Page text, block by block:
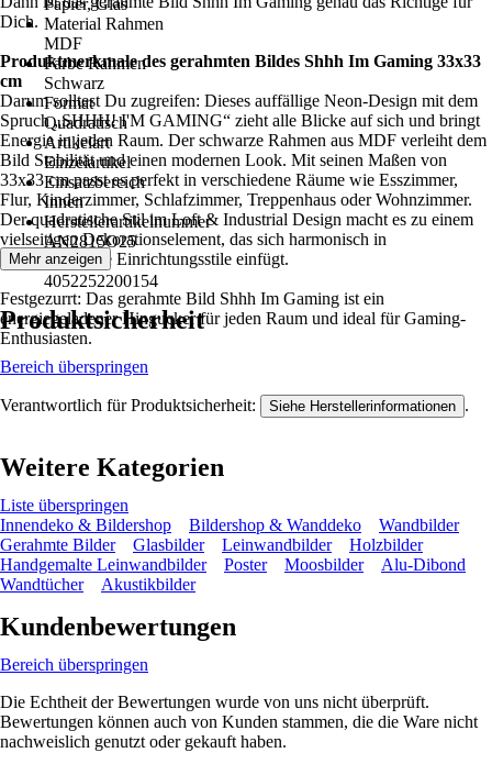
Papier, Glas
Material Rahmen
MDF
Farbe Rahmen
Schwarz
Format
Quadratisch
Artikelart
Einzelartikel
Einsatzbereich
Innen
Herstellerartikelnummer
AN2815O25
EAN
4052252200154
Dich.
Produktmerkmale des gerahmten Bildes Shhh Im Gaming 33x33
cm
Darum solltest Du zugreifen: Dieses auffällige Neon-Design mit dem
Spruch „SHHH! I'M GAMING“ zieht alle Blicke auf sich und bringt
Energie in jeden Raum. Der schwarze Rahmen aus MDF verleiht dem
Bild Stabilität und einen modernen Look. Mit seinen Maßen von
33x33 cm passt es perfekt in verschiedene Räume wie Esszimmer,
Flur, Kinderzimmer, Schlafzimmer, Treppenhaus oder Wohnzimmer.
Der quadratische Stil im Loft & Industrial Design macht es zu einem
vielseitigen Dekorationselement, das sich harmonisch in
unterschiedliche Einrichtungsstile einfügt.
Festgezurrt: Das gerahmte Bild Shhh Im Gaming ist ein
energiegeladener Hingucker für jeden Raum und ideal für Gaming-
Enthusiasten.
Mehr anzeigen
Produktsicherheit
Bereich überspringen
Verantwortlich für Produktsicherheit: Siehe Herstellerinformationen .
Weitere Kategorien
Liste überspringen
Innendeko & Bildershop
Bildershop & Wanddeko
Wandbilder
Gerahmte Bilder
Glasbilder Leinwandbilder
Holzbilder
Handgemalte Leinwandbilder
Poster Moosbilder
Alu-Dibond
Wandtücher
Akustikbilder
Kundenbewertungen
Bereich überspringen
Die Echtheit der Bewertungen wurde von uns nicht überprüft.
Bewertungen können auch von Kunden stammen, die die Ware nicht
nachweislich genutzt oder gekauft haben.